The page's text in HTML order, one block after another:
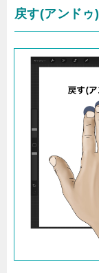
戻す(アンドゥ